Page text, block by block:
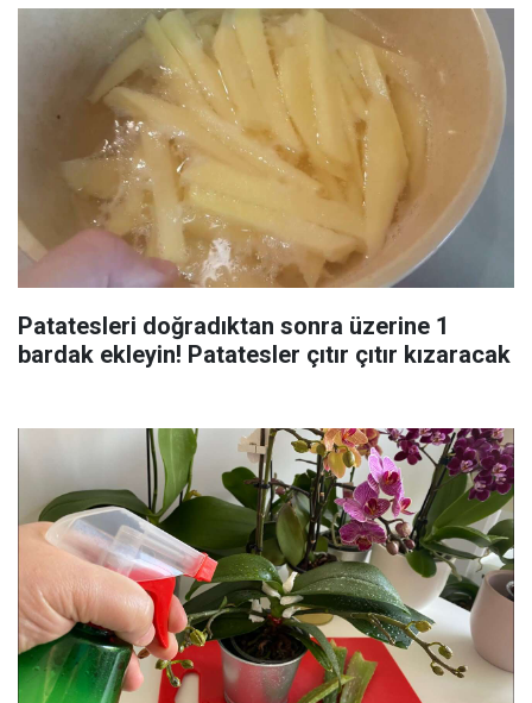
Patatesleri doğradıktan sonra üzerine 1
bardak ekleyin! Patatesler çıtır çıtır kızaracak